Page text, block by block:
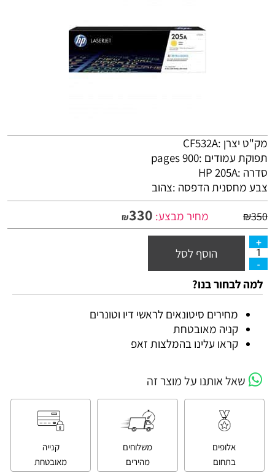
מק"ט יצרן :CF532A
תפוקת עמודים :900 pages
סדרה :HP 205A
צבע מחסנית הדפסה :צהוב
₪350 מחיר מבצע: ₪330
הוסף לסל
למה לבחור בנו?
מחירים סיטונאים לראשי דיו וטונרים
קניה מאובטחת
קראו עלינו בהמלצות זאפ
שאל אותנו על מוצר זה
אלופים
בתחום
משלוחים
מהירים
קנייה
מאובטחת